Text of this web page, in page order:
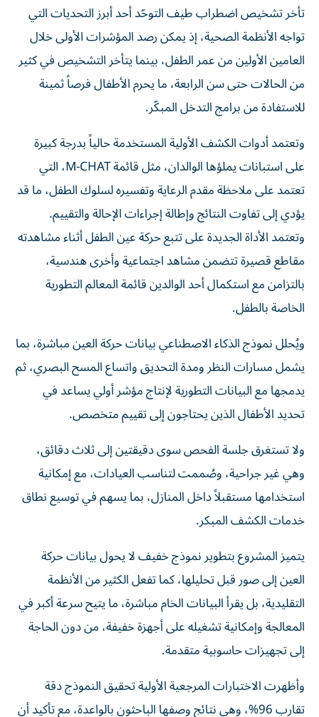
تأخر تشخيص اضطراب طيف التوحّد أحد أبرز التحديات التي
تواجه الأنظمة الصحية، إذ يمكن رصد المؤشرات الأولى خلال
العامين الأولين من عمر الطفل، بينما يتأخر التشخيص في كثير
من الحالات حتى سن الرابعة، ما يحرم الأطفال فرصاً ثمينة
للاستفادة من برامج التدخل المبكّر.
وتعتمد أدوات الكشف الأولية المستخدمة حالياً بدرجة كبيرة
على استبانات يملؤها الوالدان، مثل قائمة M-CHAT، التي
تعتمد على ملاحظة مقدم الرعاية وتفسيره لسلوك الطفل، ما قد
يؤدي إلى تفاوت النتائج وإطالة إجراءات الإحالة والتقييم.
وتعتمد الأداة الجديدة على تتبع حركة عين الطفل أثناء مشاهدته
مقاطع قصيرة تتضمن مشاهد اجتماعية وأخرى هندسية،
بالتزامن مع استكمال أحد الوالدين قائمة المعالم التطورية
الخاصة بالطفل.
ويُحلل نموذج الذكاء الاصطناعي بيانات حركة العين مباشرة، بما
يشمل مسارات النظر ومدة التحديق واتساع المسح البصري، ثم
يدمجها مع البيانات التطورية لإنتاج مؤشر أولي يساعد في
تحديد الأطفال الذين يحتاجون إلى تقييم متخصص.
ولا تستغرق جلسة الفحص سوى دقيقتين إلى ثلاث دقائق،
وهي غير جراحية، وصُممت لتناسب العيادات، مع إمكانية
استخدامها مستقبلاً داخل المنازل، بما يسهم في توسيع نطاق
خدمات الكشف المبكر.
يتميز المشروع بتطوير نموذج خفيف لا يحول بيانات حركة
العين إلى صور قبل تحليلها، كما تفعل الكثير من الأنظمة
التقليدية، بل يقرأ البيانات الخام مباشرة، ما يتيح سرعة أكبر في
المعالجة وإمكانية تشغيله على أجهزة خفيفة، من دون الحاجة
إلى تجهيزات حاسوبية متقدمة.
وأظهرت الاختبارات المرجعية الأولية تحقيق النموذج دقة
تقارب 96%، وهي نتائج وصفها الباحثون بالواعدة، مع تأكيد أن